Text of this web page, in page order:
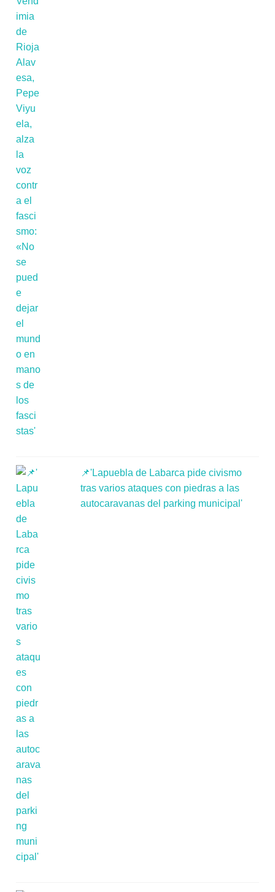
📌'Lapuebla de Labarca pide civismo
tras varios ataques con piedras a las
autocaravanas del parking municipal'